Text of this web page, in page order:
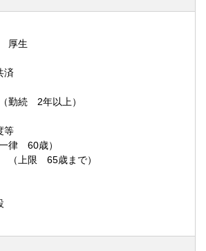
厚生
済
勤続 2年以上）
等
律 60歳）
（上限 65歳まで）